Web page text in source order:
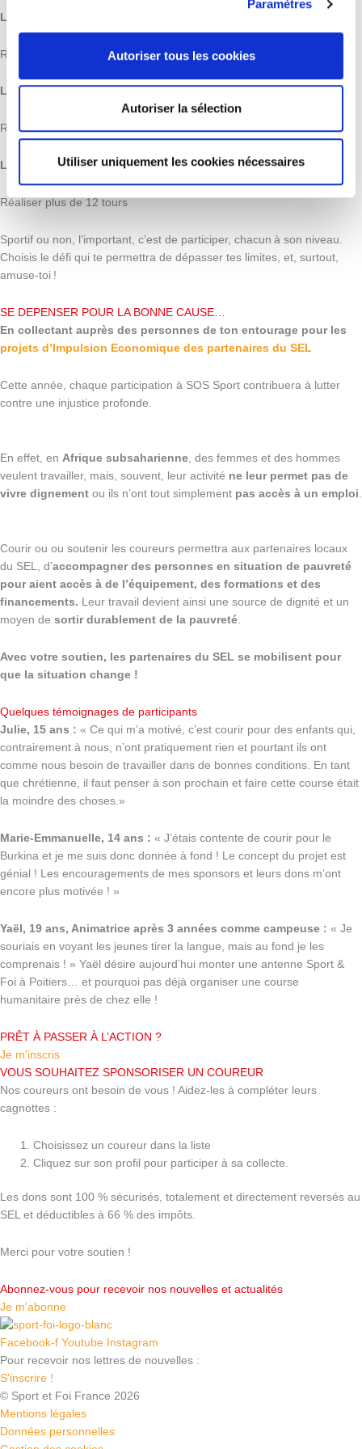
Paramètres
Autoriser tous les cookies
Autoriser la sélection
Utiliser uniquement les cookies nécessaires
LE DEFI TRANQUILLOU
Réaliser 6 à 8 tours
LE DEFI ENTRE-DEUX
Réaliser 9 à 11 tours
LE DEFI DU WARRIOR
Réaliser plus de 12 tours
Sportif ou non, l’important, c’est de participer, chacun à son niveau.
Choisis le défi qui te permettra de dépasser tes limites, et, surtout,
amuse-toi !
SE DEPENSER POUR LA BONNE CAUSE…
En collectant auprès des personnes de ton entourage pour les
projets d’Impulsion Economique des partenaires du SEL
Cette année, chaque participation à SOS Sport contribuera à lutter
contre une injustice profonde.
En effet, en Afrique subsaharienne, des femmes et des hommes
veulent travailler, mais, souvent, leur activité ne leur permet pas de
vivre dignement ou ils n’ont tout simplement pas accès à un emploi.
Courir ou ou soutenir les coureurs permettra aux partenaires locaux
du SEL, d’accompagner des personnes en situation de pauvreté
pour aient accès à de l’équipement, des formations et des
financements. Leur travail devient ainsi une source de dignité et un
moyen de sortir durablement de la pauvreté
Avec votre soutien, les partenaires du SEL se mobilisent pour
que la situation change !
Quelques témoignages de participants
Julie, 15 ans : « Ce qui m’a motivé, c’est courir pour des enfants qui,
contrairement à nous, n’ont pratiquement rien et pourtant ils ont
comme nous besoin de travailler dans de bonnes conditions. En tant
que chrétienne, il faut penser à son prochain et faire cette course était
la moindre des choses.»
Marie-Emmanuelle, 14 ans : « J’étais contente de courir pour le
Burkina et je me suis donc donnée à fond ! Le concept du projet est
génial ! Les encouragements de mes sponsors et leurs dons m’ont
encore plus motivée ! »
Yaël, 19 ans, Animatrice après 3 années comme campeuse : « Je
souriais en voyant les jeunes tirer la langue, mais au fond je les
comprenais ! » Yaël désire aujourd’hui monter une antenne Sport &
Foi à Poitiers… et pourquoi pas déjà organiser une course
humanitaire près de chez elle !
PRÊT À PASSER À L’ACTION ?
Je m'inscris
VOUS SOUHAITEZ SPONSORISER UN COUREUR
Nos coureurs ont besoin de vous ! Aidez-les à compléter leurs
cagnottes :
Choisissez un coureur dans la liste
Cliquez sur son profil pour participer à sa collecte.
Les dons sont 100 % sécurisés, totalement et directement reversés au
SEL et déductibles à 66 % des impôts.
Merci pour votre soutien !
Abonnez-vous pour recevoir nos nouvelles et actualités
Je m'abonne
Facebook-f Youtube Instagram
Pour recevoir nos lettres de nouvelles :
S'inscrire !
© Sport et Foi France 2026
Mentions légales
Données personnelles